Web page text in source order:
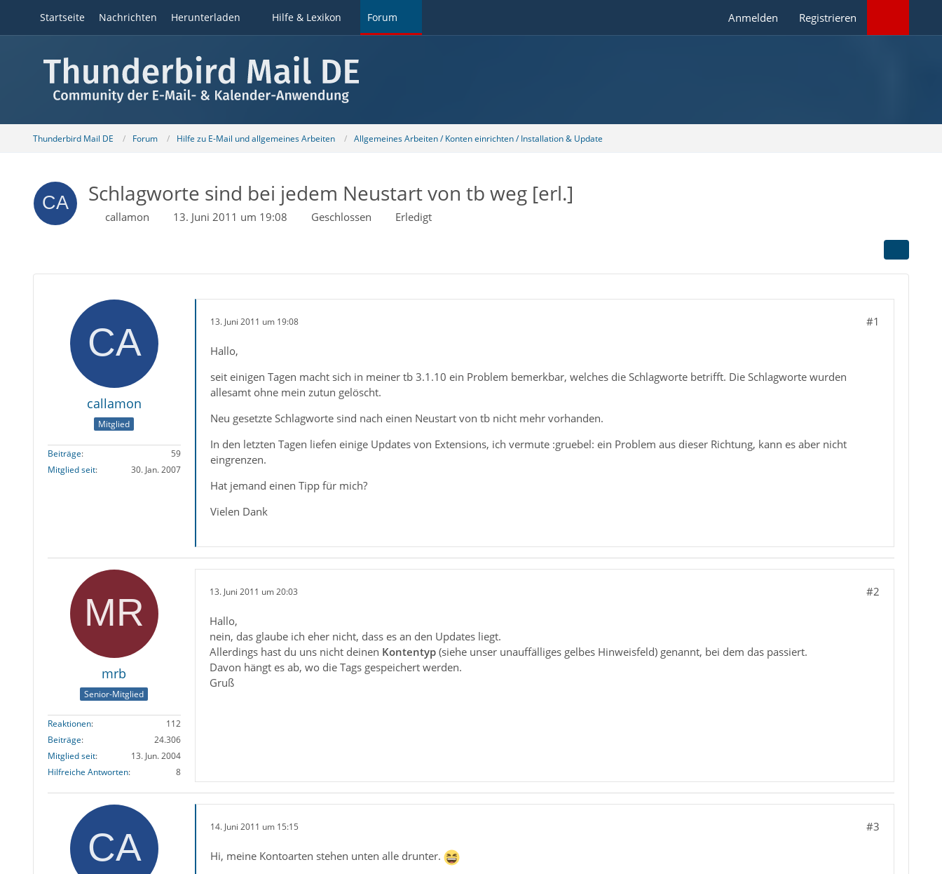
Startseite Nachrichten Herunterladen Hilfe & Lexikon Forum Anmelden Registrieren
Thunderbird Mail DE Forum Hilfe zu E-Mail und allgemeines Arbeiten Allgemeines Arbeiten / Konten einrichten / Installation & Update
Schlagworte sind bei jedem Neustart von tb weg [erl.]
callamon 13. Juni 2011 um 19:08 Geschlossen Erledigt
callamon
Mitglied
Beiträge
59
Mitglied seit
30. Jan. 2007
13. Juni 2011 um 19:08 #1
Hallo,
seit einigen Tagen macht sich in meiner tb 3.1.10 ein Problem bemerkbar, welches die Schlagworte betrifft. Die Schlagworte wurden
allesamt ohne mein zutun gelöscht.
Neu gesetzte Schlagworte sind nach einen Neustart von tb nicht mehr vorhanden.
In den letzten Tagen liefen einige Updates von Extensions, ich vermute :gruebel: ein Problem aus dieser Richtung, kann es aber nicht
eingrenzen.
Hat jemand einen Tipp für mich?
Vielen Dank
mrb
Senior-Mitglied
Reaktionen
112
Beiträge
24.306
Mitglied seit
13. Jun. 2004
Hilfreiche Antworten
8
13. Juni 2011 um 20:03 #2
Hallo,
nein, das glaube ich eher nicht, dass es an den Updates liegt.
Allerdings hast du uns nicht deinen Kontentyp(siehe unser unauffälliges gelbes Hinweisfeld) genannt, bei dem das passiert.
Davon hängt es ab, wo die Tags gespeichert werden.
Gruß
14. Juni 2011 um 15:15 #3
Hi, meine Kontoarten stehen unten alle drunter.